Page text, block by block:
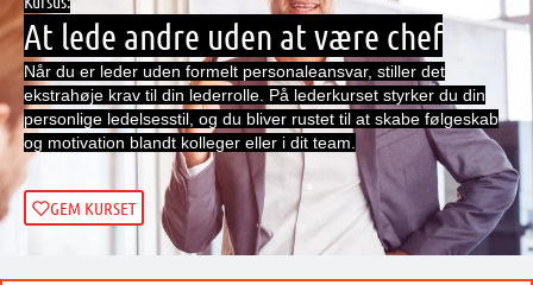
At lede andre uden at være chef
Når du er leder uden formelt personaleansvar, stiller det
ekstrahøje krav til din lederrolle. På lederkurset styrker du din
personlige ledelsesstil, og du bliver rustet til at skabe følgeskab
og motivation blandt kolleger eller i dit team.
GEM KURSET